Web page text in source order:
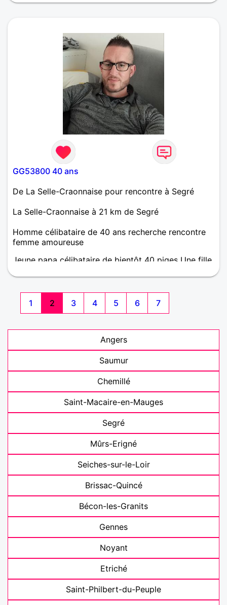
amis, les choses simples de la vie
GG53800 40 ans
De La Selle-Craonnaise pour rencontre à Segré
La Selle-Craonnaise à 21 km de Segré
Homme célibataire de 40 ans recherche rencontre
femme amoureuse
Jeune papa célibataire de bientôt 40 piges Une fille
Recherche rencontre sérieuse.
1 2 3 4 5 6 7
Angers
Saumur
Chemillé
Saint-Macaire-en-Mauges
Segré
Mûrs-Erigné
Seiches-sur-le-Loir
Brissac-Quincé
Bécon-les-Granits
Gennes
Noyant
Etriché
Saint-Philbert-du-Peuple